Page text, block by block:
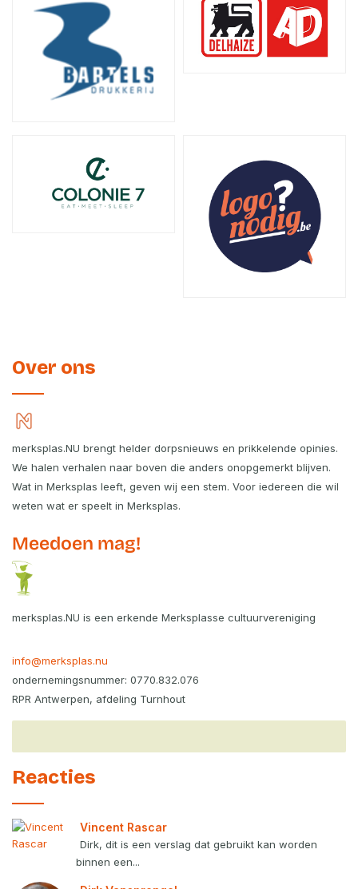
Over ons
merksplas.NU brengt helder dorpsnieuws en prikkelende opinies.
We halen verhalen naar boven die anders onopgemerkt blijven.
Wat in Merksplas leeft, geven wij een stem. Voor iedereen die wil
weten wat er speelt in Merksplas.
Meedoen mag!
merksplas.NU is een erkende Merksplasse cultuurvereniging
info@merksplas.nu
ondernemingsnummer: 0770.832.076
RPR Antwerpen, afdeling Turnhout
Reacties
Vincent Rascar
Dirk, dit is een verslag dat gebruikt kan worden
binnen een...